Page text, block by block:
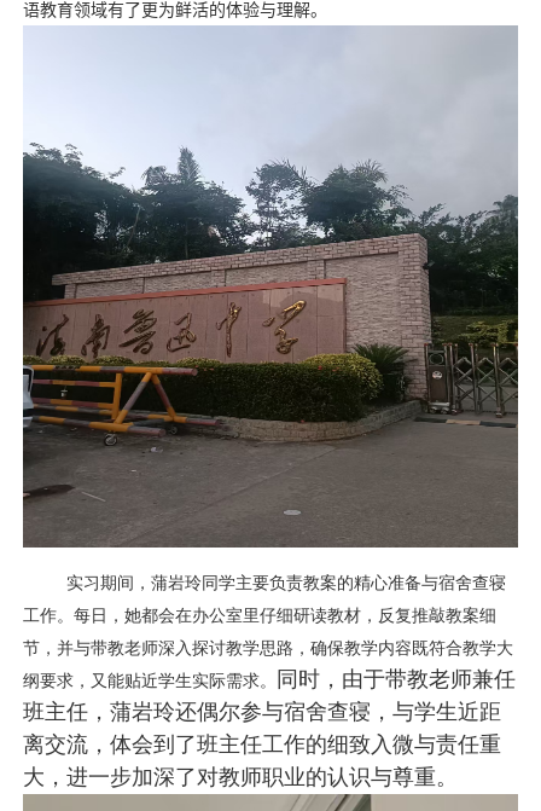
语教育领域有了更为鲜活的体验与理解。
实习期间，蒲岩玲同学主要负责教案的精心准备与宿舍查寝
工作。每日，她都会在办公室里仔细研读教材，反复推敲教案细
节，并与带教老师深入探讨教学思路，确保教学内容既符合教学大
纲要求，又能贴近学生实际需求。
同时，由于带教老师兼任
班主任，蒲岩玲还偶尔参与宿舍查寝，与学生近距
离交流，体会到了班主任工作的细致入微与责任重
大，进一步加深了对教师职业的认识与尊重。